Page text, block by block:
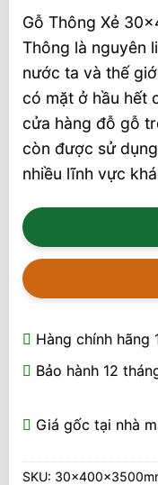
Gỗ Thông Xẻ
Thông là nguyên
nước ta và thế
có mặt ở hầu hết
cửa hàng đỗ gỗ
còn được sử
nhiều lĩnh vực
Hàng chính hãng
Bảo hành 12
Giá gốc tại nhà
SKU: